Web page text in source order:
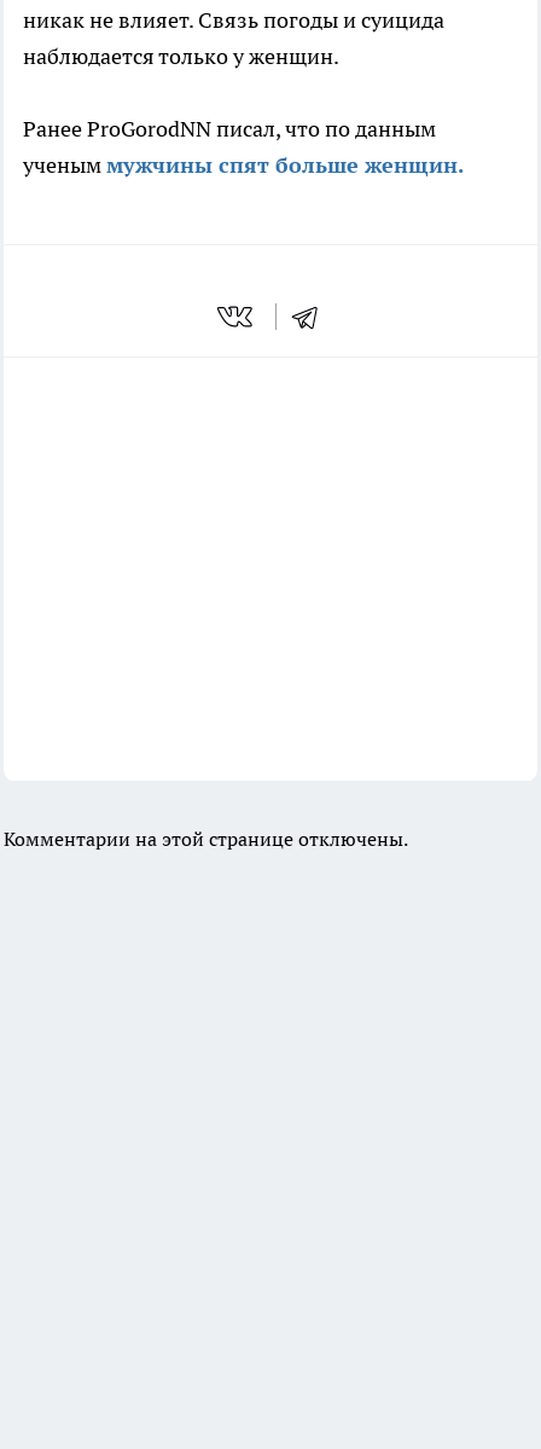
никак не влияет. Связь погоды и суицида
наблюдается только у женщин.
Ранее ProGorodNN писал, что по данным
ученыммужчины спят больше женщин.
Комментарии на этой странице отключены.